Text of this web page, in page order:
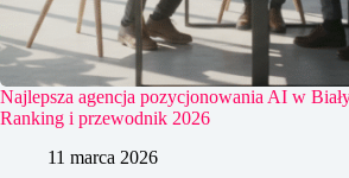
Najlepsza agencja pozycjonowania AI w
Ranking i przewodnik 2026
11 marca 2026